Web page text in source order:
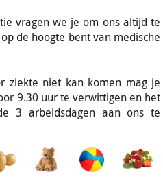
vragen we je om ons altijd te
de hoogte bent van medische
ziekte niet kan komen mag je
9.30 uur te verwittigen en het
3 arbeidsdagen aan ons te